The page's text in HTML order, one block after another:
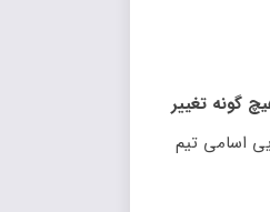
گونه تغییر
اسامی تیم